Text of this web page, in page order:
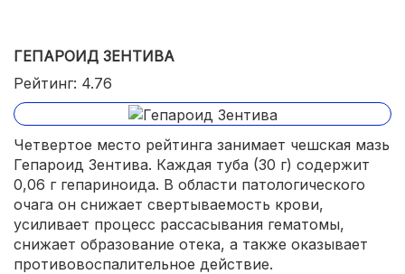
ГЕПАРОИД ЗЕНТИВА
Рейтинг: 4.76
Четвертое место рейтинга занимает чешская мазь
Гепароид Зентива. Каждая туба (30 г) содержит
0,06 г гепариноида. В области патологического
очага он снижает свертываемость крови,
усиливает процесс рассасывания гематомы,
снижает образование отека, а также оказывает
противовоспалительное действие.